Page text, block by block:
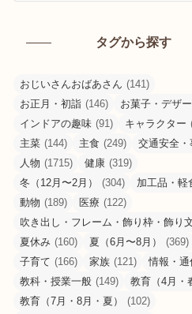
タグから探す
おじいさんおばあさん (141)
お正月・初詣 (146) お菓子・デザー
インドアの趣味 (91) キャラクター
主菜 (144) 主食 (249) 交通安全・
人物 (1715) 健康 (319)
冬（12月〜2月）
(304) 加工品・軽
動物 (189) 医療 (122)
吹き出し・フレーム・飾り枠・飾り
夏休み (160) 夏（6月〜8月）
(369)
子育て (166) 家族 (121) 情報・通
教科・授業一般 (149) 教育（4月・
教育（7月・8月・夏）
(102)